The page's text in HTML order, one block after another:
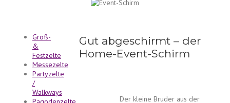
Groß-
&
Festzelte
Messezelte
Partyzelte
/
Walkways
Gut abgeschirmt – der
Home-Event-Schirm
Der kleine Bruder aus der